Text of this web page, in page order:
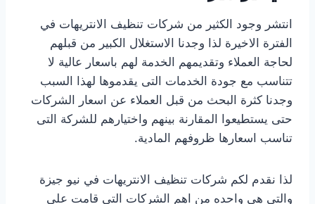
انتشر وجود الكثير من شركات تنظيف الانتريهات في
الفترة الاخيرة لذا وجدنا الاستغلال الكبير من قبلهم
لحاجة العملاء وتقديمهم الخدمة لهم باسعار عالية لا
تتناسب مع جودة الخدمات التى يقدموها لهذا السبب
وجدنا كثرة البحث من قبل العملاء عن اسعار الشركات
حتى يستطيعوا المقارنة بينهم واختيارهم للشركة التى
تناسب اسعارها ظروفهم المادية.
لذا نقدم لكم شركات تنظيف الانتريهات في نيو جيزة
والتي هى واحده من اهم الشركات التى قامت على